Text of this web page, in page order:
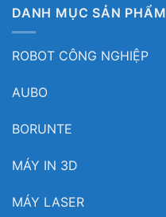
DANH MỤC SẢN PHẨM
ROBOT CÔNG NGHIỆP
AUBO
BORUNTE
MÁY IN 3D
MÁY LASER